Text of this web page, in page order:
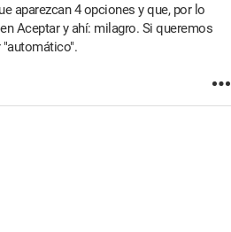
aparezcan 4 opciones y que, por lo
Aceptar y ahí: milagro. Si queremos
"automático".